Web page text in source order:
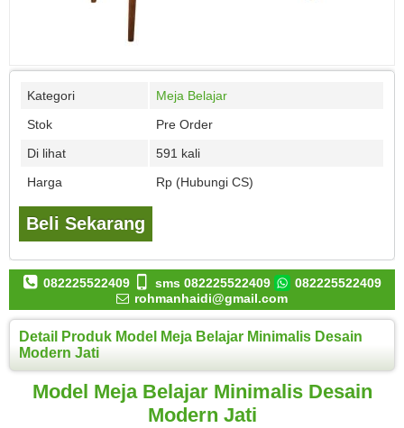
Kategori
Meja Belajar
Stok
Pre Order
Di lihat
591 kali
Harga
Rp (Hubungi CS)
Beli Sekarang
082225522409 sms 082225522409
082225522409
rohmanhaidi@gmail.com
Detail Produk Model Meja Belajar Minimalis Desain
Modern Jati
Model Meja Belajar Minimalis Desain
Modern Jati